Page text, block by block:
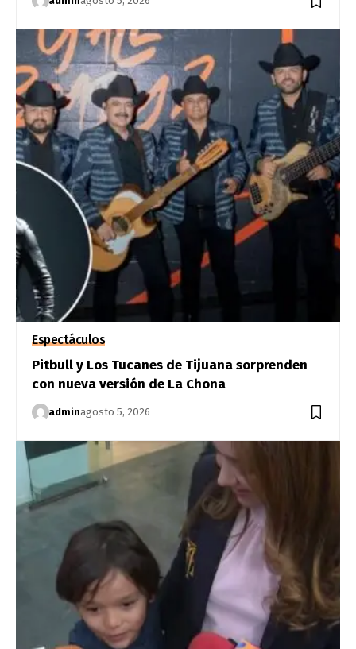
Espectáculos
Pitbull y Los Tucanes de Tijuana sorprenden
con nueva versión de La Chona
adminagosto 5, 2026